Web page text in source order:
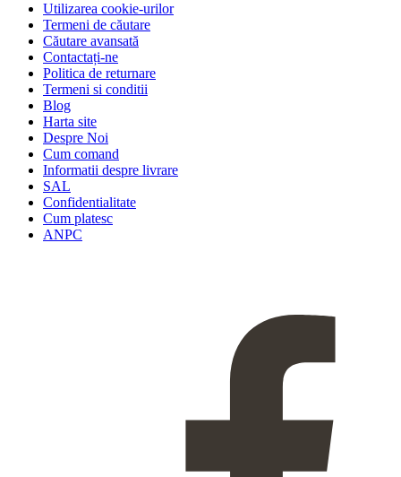
Utilizarea cookie-urilor
Termeni de căutare
Căutare avansată
Contactați-ne
Politica de returnare
Termeni si conditii
Blog
Harta site
Despre Noi
Cum comand
Informatii despre livrare
SAL
Confidentialitate
Cum platesc
ANPC